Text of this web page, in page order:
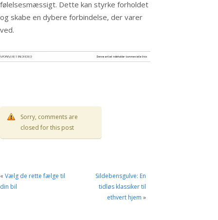
følelsesmæssigt. Dette kan styrke forholdet
og skabe en dybere forbindelse, der varer
ved.
Sorry, comments are
closed for this post
« Vælg de rette fælge til
din bil
Sildebensgulve: En
tidløs klassiker til
ethvert hjem »